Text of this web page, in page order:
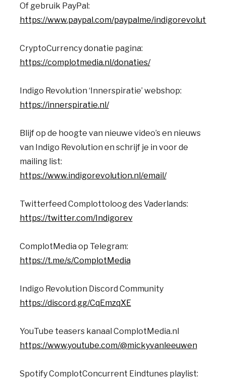
Of gebruik PayPal:
https://www.paypal.com/paypalme/indigorevolution
CryptoCurrency donatie pagina:
https://complotmedia.nl/donaties/
Indigo Revolution ‘Innerspiratie’ webshop:
https://innerspiratie.nl/
Blijf op de hoogte van nieuwe video’s en nieuws
van Indigo Revolution en schrijf je in voor de
mailing list:
https://www.indigorevolution.nl/email/
Twitterfeed Complottoloog des Vaderlands:
https://twitter.com/Indigorev
ComplotMedia op Telegram:
https://t.me/s/ComplotMedia
Indigo Revolution Discord Community
https://discord.gg/CqEmzqXE
YouTube teasers kanaal ComplotMedia.nl
https://www.youtube.com/@mickyvanleeuwen
Spotify ComplotConcurrent Eindtunes playlist: